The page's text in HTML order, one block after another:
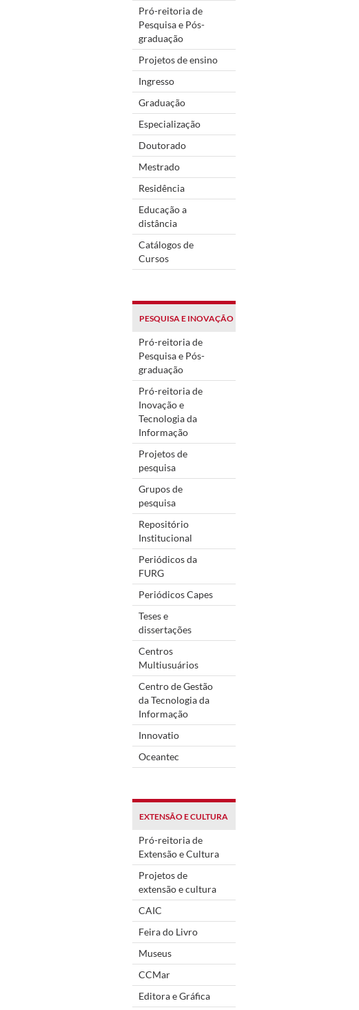
Pró-reitoria de
Pesquisa e Pós-
graduação
Projetos de ensino
Ingresso
Graduação
Especialização
Doutorado
Mestrado
Residência
Educação a
distância
Catálogos de
Cursos
PESQUISA E INOVAÇÃO
Pró-reitoria de
Pesquisa e Pós-
graduação
Pró-reitoria de
Inovação e
Tecnologia da
Informação
Projetos de
pesquisa
Grupos de
pesquisa
Repositório
Institucional
Periódicos da
FURG
Periódicos Capes
Teses e
dissertações
Centros
Multiusuários
Centro de Gestão
da Tecnologia da
Informação
Innovatio
Oceantec
EXTENSÃO E CULTURA
Pró-reitoria de
Extensão e Cultura
Projetos de
extensão e cultura
CAIC
Feira do Livro
Museus
CCMar
Editora e Gráfica